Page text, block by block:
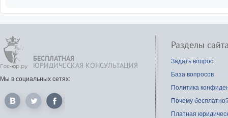
БЕСПЛАТНАЯ
ЮРИДИЧЕСКАЯ КОНСУЛЬТАЦИЯ
Мы в социальных сетях:
Разделы
Задать вопрос
База вопросов
Политика
Почему
Платная